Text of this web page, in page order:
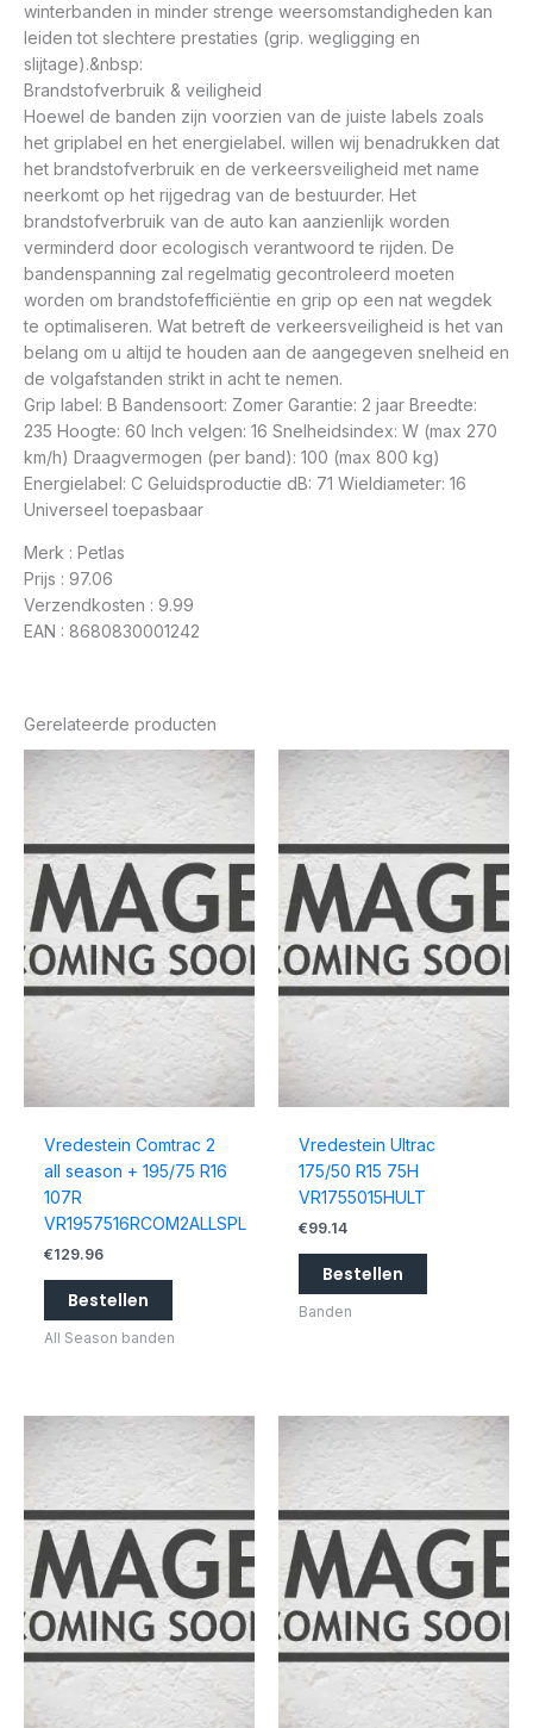
winterbanden in minder strenge weersomstandigheden kan
leiden tot slechtere prestaties (grip. wegligging en
slijtage).&nbsp:
Brandstofverbruik & veiligheid
Hoewel de banden zijn voorzien van de juiste labels zoals
het griplabel en het energielabel. willen wij benadrukken dat
het brandstofverbruik en de verkeersveiligheid met name
neerkomt op het rijgedrag van de bestuurder. Het
brandstofverbruik van de auto kan aanzienlijk worden
verminderd door ecologisch verantwoord te rijden. De
bandenspanning zal regelmatig gecontroleerd moeten
worden om brandstofefficiëntie en grip op een nat wegdek
te optimaliseren. Wat betreft de verkeersveiligheid is het van
belang om u altijd te houden aan de aangegeven snelheid en
de volgafstanden strikt in acht te nemen.
Grip label: B Bandensoort: Zomer Garantie: 2 jaar Breedte:
235 Hoogte: 60 Inch velgen: 16 Snelheidsindex: W (max 270
km/h) Draagvermogen (per band): 100 (max 800 kg)
Energielabel: C Geluidsproductie dB: 71 Wieldiameter: 16
Universeel toepasbaar
Merk : Petlas
Prijs : 97.06
Verzendkosten : 9.99
EAN : 8680830001242
Gerelateerde producten
Vredestein Comtrac 2
all season + 195/75 R16
107R
VR1957516RCOM2ALLSPL
€129.96
Bestellen
All Season banden
Vredestein Ultrac
175/50 R15 75H
VR1755015HULT
€99.14
Bestellen
Banden